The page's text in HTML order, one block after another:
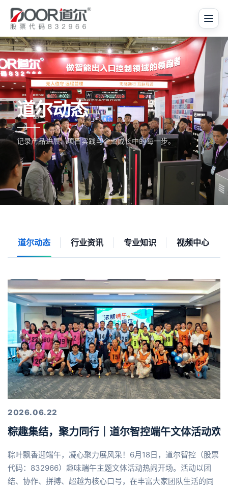
道尔动态
记录产品进展、项目实践与企业成长中的每一步。
道尔动态 行业资讯 专业知识 视频中心
2026.06.22
粽趣集结，聚力同行｜道尔智控端午文体活动欢
粽叶飘香迎端午，凝心聚力展风采！6月18日，道尔智控（股票
代码：832966）趣味端午主题文体活动热闹开场。活动以团
结、协作、拼搏、超越为核心口号，在丰富大家团队生活的同